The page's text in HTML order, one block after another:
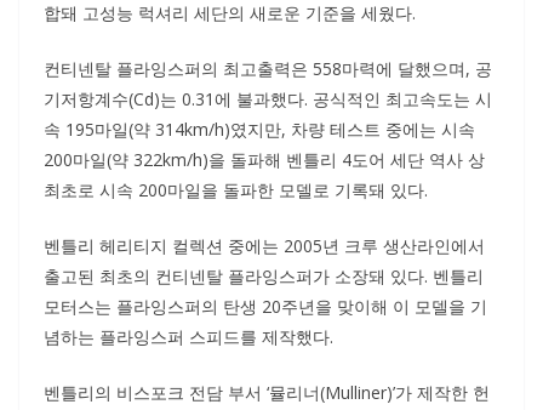
합돼 고성능 럭셔리 세단의 새로운 기준을 세웠다.
컨티넨탈 플라잉스퍼의 최고출력은 558마력에 달했으며, 공
기저항계수(Cd)는 0.31에 불과했다. 공식적인 최고속도는 시
속 195마일(약 314km/h)였지만, 차량 테스트 중에는 시속
200마일(약 322km/h)을 돌파해 벤틀리 4도어 세단 역사 상
최초로 시속 200마일을 돌파한 모델로 기록돼 있다.
벤틀리 헤리티지 컬렉션 중에는 2005년 크루 생산라인에서
출고된 최초의 컨티넨탈 플라잉스퍼가 소장돼 있다. 벤틀리
모터스는 플라잉스퍼의 탄생 20주년을 맞이해 이 모델을 기
념하는 플라잉스퍼 스피드를 제작했다.
벤틀리의 비스포크 전담 부서 ‘뮬리너(Mulliner)’가 제작한 헌